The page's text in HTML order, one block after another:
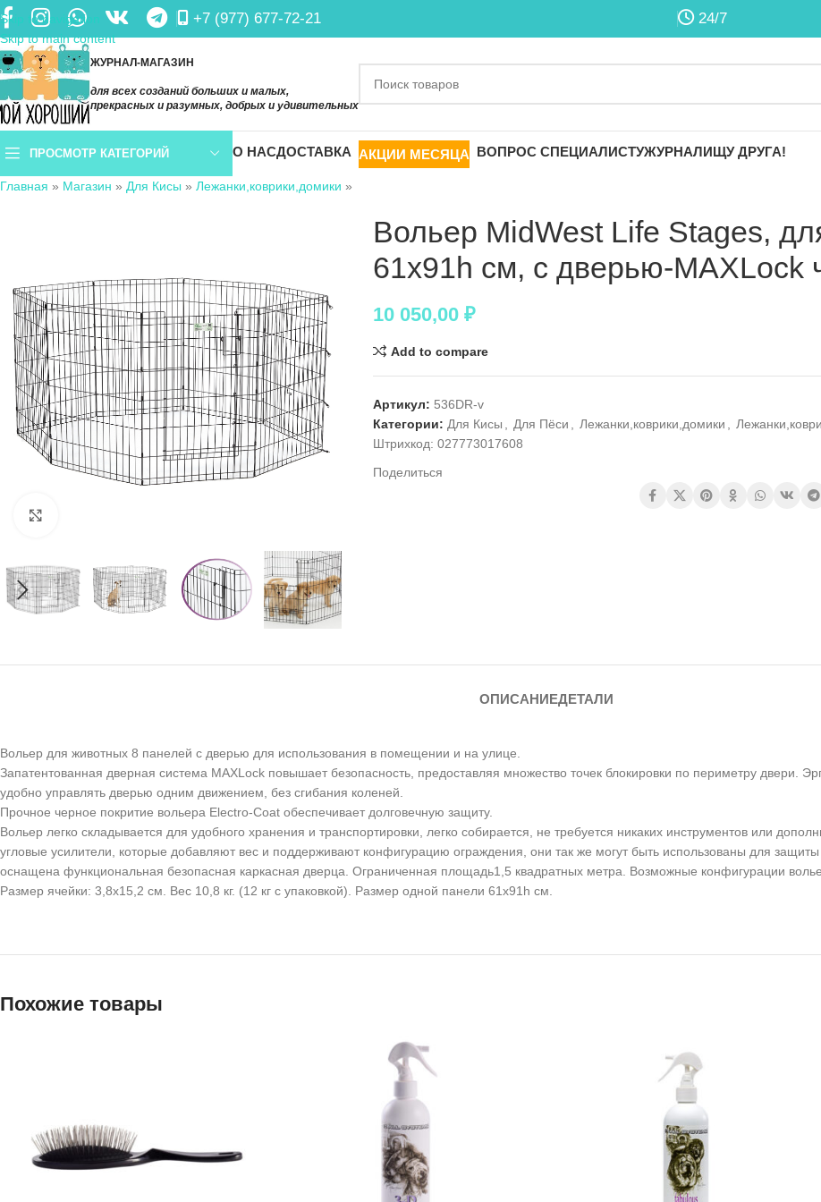
Skip to navigation
Skip to main content
+7 (977) 677-72-21 24/7
ЖУРНАЛ-МАГАЗИН
для всех созданий больших и малых,
прекрасных и разумных, добрых и удивительных
ПРОСМОТР КАТЕГОРИЙ О НАСДОСТАВКА АКЦИИ МЕСЯЦА ВОПРОС СПЕЦИАЛИСТУЖУРНАЛИЩУ ДРУГА!
Главная » Магазин » Для Кисы » Лежанки,коврики,домики »
Вольер MidWest Life Stages,
61х91h см, с дверью-MAXLock
10 050,00₽
Add to compare
Артикул: 536DR-v
Категории: Для Кисы Для Пёси Лежанки,коврики,домики
Штрихкод:027773017608
Поделиться
ОПИСАНИЕДЕТАЛИ
Вольер для животных 8 панелей с дверью для использования в помещении и на улице.
Запатентованная дверная система MAXLock повышает безопасность, предоставляя множество точек блокировки по периметру двери.
удобно управлять дверью одним движением, без сгибания коленей.
Прочное черное покритие вольера Electro-Coat обеспечивает долговечную защиту.
Вольер легко складывается для удобного хранения и транспортировки, легко собирается, не требуется никаких инструментов или
угловые усилители, которые добавляют вес и поддерживают конфигурацию ограждения, они так же могут быть использованы для
оснащена функциональная безопасная каркасная дверца. Ограниченная площадь1,5 квадратных метра. Возможные конфигурации
Размер ячейки: 3,8х15,2 см. Вес 10,8 кг. (12 кг с упаковкой). Размер одной панели 61х91h см.
Похожие товары